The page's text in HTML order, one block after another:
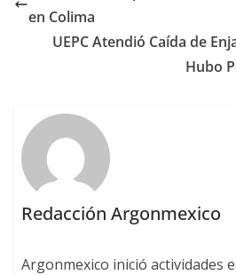
en Colima
UEPC Atendió Caída de
Hubo
Redacción Argonmexico
Argonmexico inició actividades